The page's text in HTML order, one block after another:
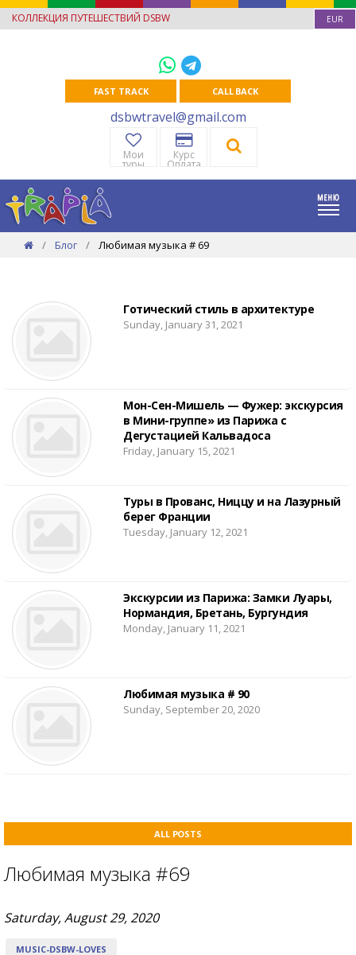
КОЛЛЕКЦИЯ ПУТЕШЕСТВИЙ DSBW EUR
FAST TRACK CALL BACK
dsbwtravel@gmail.com
Мои
туры
Курс
Оплата
Блог Любимая музыка # 69
Готический стиль в архитектуре
Sunday, January 31, 2021
Мон-Сен-Мишель — Фужер: экскурсия
в Мини-группе» из Парижа с
Дегустацией Кальвадоса
Friday, January 15, 2021
Туры в Прованс, Ниццу и на Лазурный
берег Франции
Tuesday, January 12, 2021
Экскурсии из Парижа: Замки Луары,
Нормандия, Бретань, Бургундия
Monday, January 11, 2021
Любимая музыка # 90
Sunday, September 20, 2020
ALL POSTS
Любимая музыка #69
Saturday, August 29, 2020
MUSIC-DSBW-LOVES